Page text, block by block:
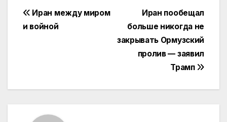
Навигация
Иран пообещал
больше никогда не
закрывать Ормузский
пролив — заявил
Трамп
Иран между миром
и войной